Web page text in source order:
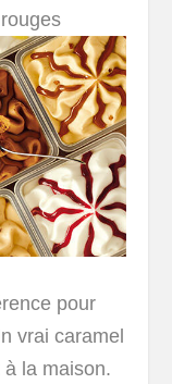
pour
vrai caramel
à la maison.